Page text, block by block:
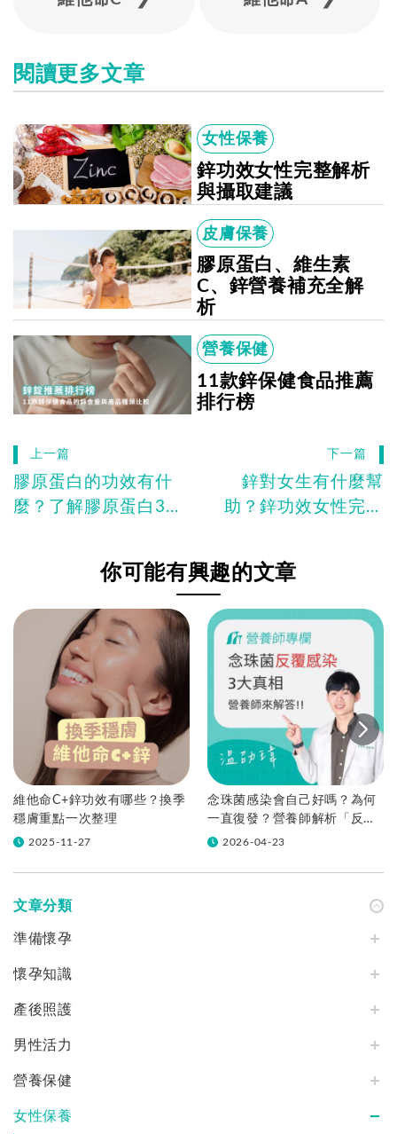
閱讀更多文章
女性保養
鋅功效女性完整解析
與攝取建議
皮膚保養
膠原蛋白、維生素
C、鋅營養補充全解
析
營養保健
11款鋅保健食品推薦
排行榜
上一篇
膠原蛋白的功效有什
麼？了解膠原蛋白3
下一篇
鋅對女生有什麼幫
助？鋅功效女性完整
你可能有興趣的文章
維他命C+鋅功效有哪些？換季
穩膚重點一次整理
2025-11-27
念珠菌感染會自己好嗎？為何
一直復發？營養師解析「反覆
感染」的 3 大原因
2026-04-23
文章分類
準備懷孕
懷孕知識
產後照護
男性活力
營養保健
女性保養